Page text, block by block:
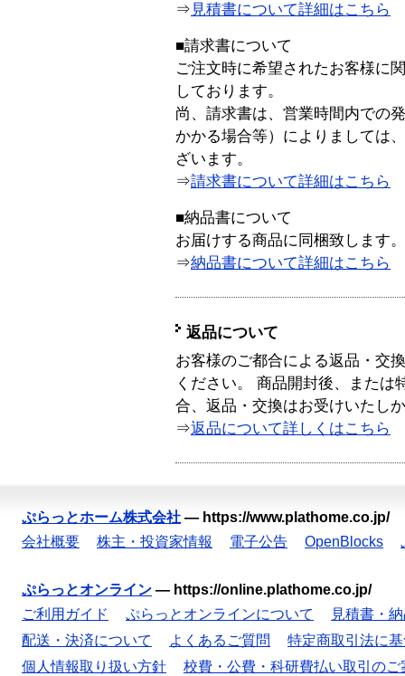
⇒ 見積書について詳細はこちら
■請求書について
ご注文時に希望されたお客様に
しております。
尚、請求書は、営業時間内での
かかる場合等）によりましては
ざいます。
⇒請求書について詳細はこちら
■納品書について
お届けする商品に同梱致します。
⇒納品書について詳細はこちら
返品について
お客様のご都合による返品・交
ください。 商品開封後、または
合、返品・交換はお受けいたし
⇒返品について詳しくはこちら
ぷらっとホーム株式会社 — https://www.plathome.co.jp/
会社概要
株主・投資家情報 電子公告 OpenBlocks
ぷらっとオンライン — https://online.plathome.co.jp/
ご利用ガイド
ぷらっとオンラインについて
見積書・
配送・決済について
よくあるご質問
特定商取引法に
個人情報取り扱い方針
校費・公費・科研費払い取引のご